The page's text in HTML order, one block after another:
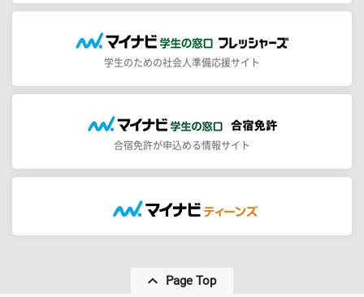
学生のための社会人準備応援サイト
合宿免許が申込める情報サイト
Page Top